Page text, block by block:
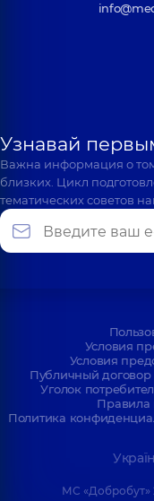
Узнавай
Важна информация о
близких. Цикл
тематических советов
Условия
Условия
Публичный договор
Уголок
Правила
Политика
МС «Добробут»